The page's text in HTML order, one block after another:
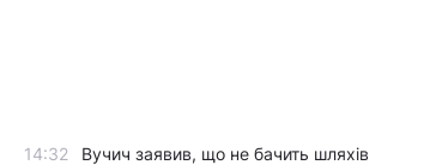
14:32
Вучич заявив, що не бачить шляхів